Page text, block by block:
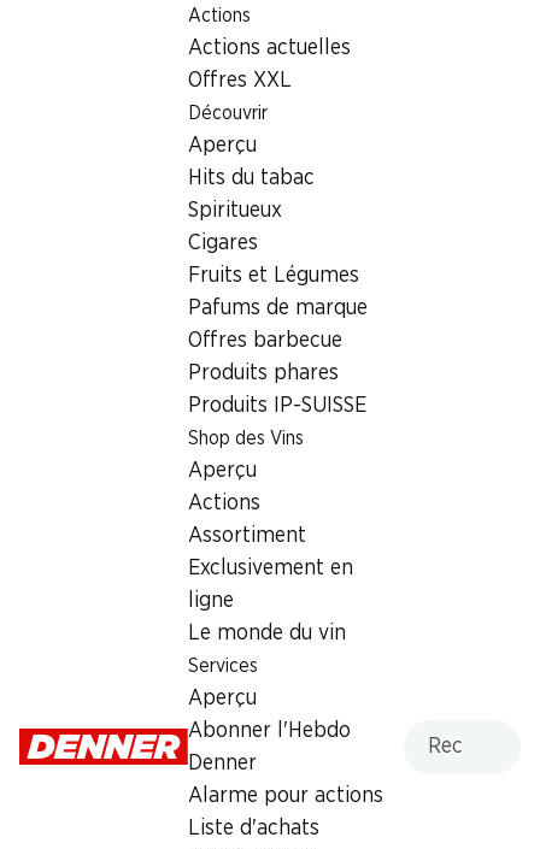
Actions
Actions actuelles
Offres XXL
Découvrir
Aperçu
Hits du tabac
Spiritueux
Cigares
Fruits et Légumes
Pafums de marque
Offres barbecue
Produits phares
Produits IP-SUISSE
Shop des Vins
Aperçu
Actions
Assortiment
Exclusivement en
ligne
Le monde du vin
Services
Aperçu
Abonner l'Hebdo
Denner
Alarme pour actions
Liste d'achats
Localisateur de succursales
Succursale Denner Avenue du Simplon 15, 1890 St-Maurice
1890 St-Maurice
Avenue du Simplon 15, 1890 St-Maurice
Heures d'ouverture
Jeudi